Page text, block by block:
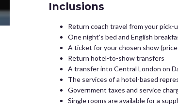
Inclusions
Return coach travel from your pick-
One night's bed and English
A ticket for your chosen show
Return hotel-to-show transfers
A transfer into Central London on
The services of a hotel-based
Government taxes and service
Single rooms are available for a